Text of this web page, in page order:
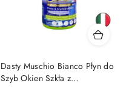
Dasty Muschio Bianco Płyn do
Szyb Okien Szkła z